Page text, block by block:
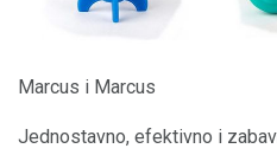
Marcus i Marcus
Jednostavno, efektivno i